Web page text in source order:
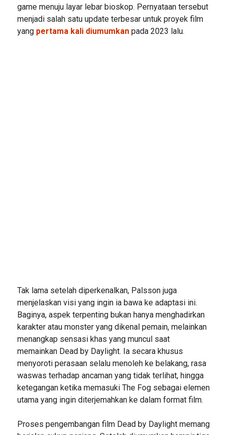
game menuju layar lebar bioskop. Pernyataan tersebut
menjadi salah satu update terbesar untuk proyek film
yang pertama kali diumumkanpada 2023 lalu.
Tak lama setelah diperkenalkan, Palsson juga
menjelaskan visi yang ingin ia bawa ke adaptasi ini.
Baginya, aspek terpenting bukan hanya menghadirkan
karakter atau monster yang dikenal pemain, melainkan
menangkap sensasi khas yang muncul saat
memainkan Dead by Daylight. Ia secara khusus
menyoroti perasaan selalu menoleh ke belakang, rasa
waswas terhadap ancaman yang tidak terlihat, hingga
ketegangan ketika memasuki The Fog sebagai elemen
utama yang ingin diterjemahkan ke dalam format film.
Proses pengembangan film Dead by Daylight memang